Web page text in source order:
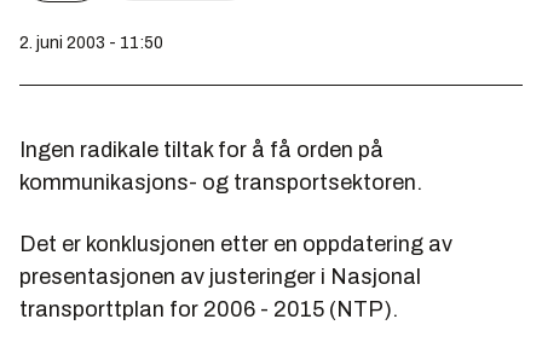
2. juni 2003 - 11:50
Ingen radikale tiltak for å få orden på
kommunikasjons- og transportsektoren.
Det er konklusjonen etter en oppdatering av
presentasjonen av justeringer i Nasjonal
transporttplan for 2006 - 2015 (NTP).